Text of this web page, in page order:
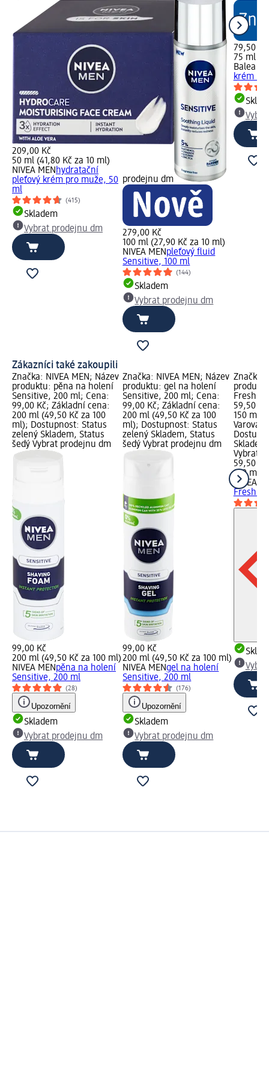
209,00 Kč
50 ml (41,80 Kč za 10 ml)
NIVEA MEN hydratační
pleťový krém pro muže, 50
ml
(415)
Skladem
Vybrat prodejnu dm
prodejnu dm
279,00 Kč
100 ml (27,90 Kč za 10 ml)
NIVEA MENpleťový fluid
Sensitive, 100 ml
(144)
Skladem
Vybrat prodejnu dm
79,50 Kč
75 ml
Balea
krém
Zákazníci také zakoupili
Značka: NIVEA MEN; Název
produktu: pěna na holení
Sensitive, 200 ml; Cena:
99,00 Kč; Základní cena:
200 ml (49,50 Kč za 100
ml); Dostupnost: Status
zelený Skladem, Status
šedý Vybrat prodejnu dm
99,00 Kč
200 ml (49,50 Kč za 100 ml)
NIVEA MENpěna na holení
Sensitive, 200 ml
(28)
Upozornění
Skladem
Vybrat prodejnu dm
Značka: NIVEA MEN; Název
produktu: gel na holení
Sensitive, 200 ml; Cena:
99,00 Kč; Základní cena:
200 ml (49,50 Kč za 100
ml); Dostupnost: Status
zelený Skladem, Status
šedý Vybrat prodejnu dm
99,00 Kč
200 ml (49,50 Kč za 100 ml)
NIVEA MENgel na holení
Sensitive, 200 ml
(176)
Upozornění
Skladem
Vybrat prodejnu dm
Značka:
Fresh
59,50
150 ml
Vybrat
59,50 Kč
150 ml
NIVEA
Fresh